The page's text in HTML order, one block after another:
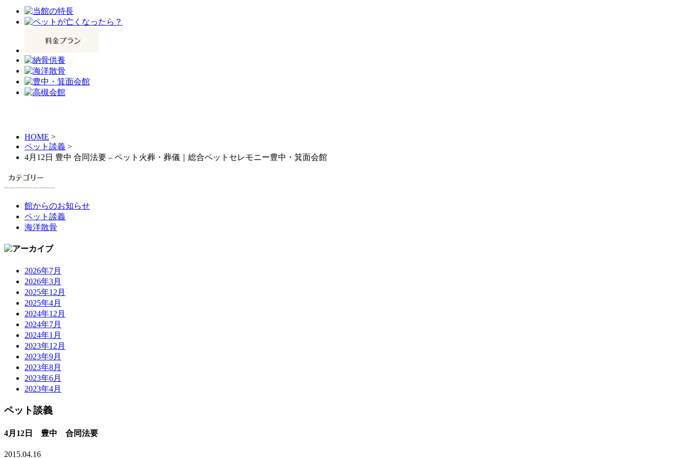
HOME >
ペット談義 >
4月12日 豊中 合同法要 – ペット火葬・葬儀｜総合ペットセレモニー豊中・箕面会館
館からのお知らせ
ペット談義
海洋散骨
2026年7月
2026年3月
2025年12月
2025年4月
2024年12月
2024年7月
2024年1月
2023年12月
2023年9月
2023年8月
2023年6月
2023年4月
ペット談義
4月12日 豊中 合同法要
2015.04.16